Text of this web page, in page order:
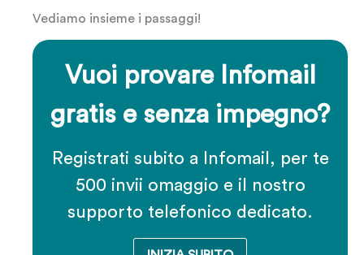
Vediamo insieme i passaggi!
Vuoi provare Infomail
gratis e senza impegno?
Registrati subito a Infomail, per te
500 invii omaggio e il nostro
supporto telefonico dedicato.